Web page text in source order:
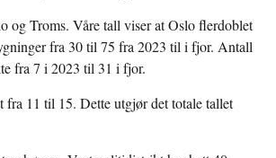
og Troms. Våre tall viser at Oslo flerdoblet
fra 30 til 75 fra 2023 til i fjor. Antall
fra 7 i 2023 til 31 i fjor.
fra 11 til 15. Dette utgjør det totale tallet